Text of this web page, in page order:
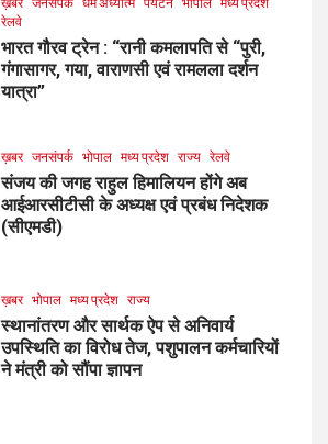
रेलवे
भारत गौरव ट्रेन : “रानी कमलापति से “पुरी,
गंगासागर, गया, वाराणसी एवं रामलला दर्शन
यात्रा”
ख़बर जनसंपर्क भोपाल मध्य प्रदेश राज्य रेलवे
संजय की जगह राहुल हिमालियन होंगे अब
आईआरसीटीसी के अध्यक्ष एवं प्रबंध निदेशक
(सीएमडी)
ख़बर भोपाल मध्य प्रदेश राज्य
स्थानांतरण और सार्थक ऐप से अनिवार्य
उपस्थिति का विरोध तेज, पशुपालन कर्मचारियों
ने मंत्री को सौंपा ज्ञापन